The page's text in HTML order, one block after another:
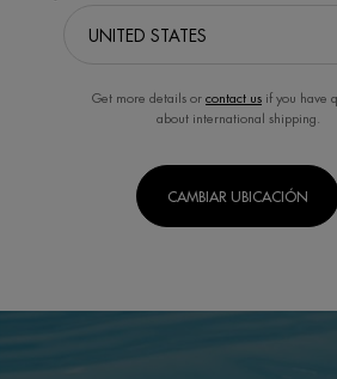
Get more details or contact us if you have
about international shipping.
CAMBIAR UBICACIÓN